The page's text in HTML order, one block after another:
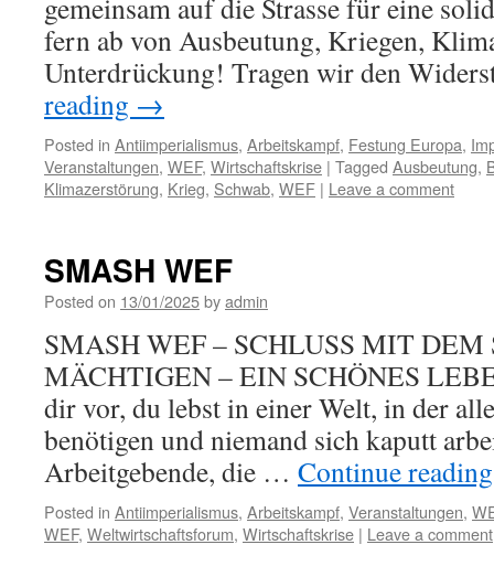
gemeinsam auf die Strasse für eine
fern ab von Ausbeutung, Kriegen,
Unterdrückung! Tragen wir den
reading →
Posted in Antiimperialismus, Arbeitskampf, Festung Europa,
Veranstaltungen, WEF, Wirtschaftskrise | Tagged Ausbeutung,
Klimazerstörung, Krieg, Schwab, WEF | Leave a comment
SMASH WEF
Posted on 13/01/2025byadmin
SMASH WEF – SCHLUSS MIT DEM
MÄCHTIGEN – EIN SCHÖNES
dir vor, du lebst in einer Welt, in der
benötigen und niemand sich kaputt
Arbeitgebende, die … Continue
Posted in Antiimperialismus, Arbeitskampf, Veranstaltungen,
WEF, Weltwirtschaftsforum, Wirtschaftskrise | Leave a comment